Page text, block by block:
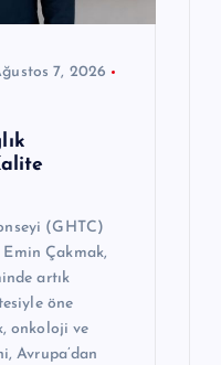
7, 2026
(GHTC)
Emin Çakmak,
artık
öne
onkoloji ve
Avrupa’dan